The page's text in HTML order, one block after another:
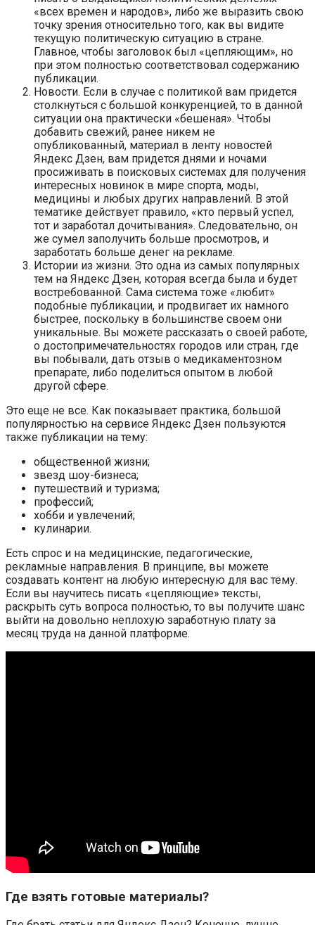
«всех времен и народов», либо же выразить свою
точку зрения относительно того, как вы видите
текущую политическую ситуацию в стране.
Главное, чтобы заголовок был «цепляющим», но
при этом полностью соответствовал содержанию
публикации.
Новости. Если в случае с политикой вам придется
столкнуться с большой конкуренцией, то в данной
ситуации она практически «бешеная». Чтобы
добавить свежий, ранее никем не
опубликованный, материал в ленту новостей
Яндекс Дзен, вам придется днями и ночами
просиживать в поисковых системах для получения
интересных новинок в мире спорта, моды,
медицины и любых других направлений. В этой
тематике действует правило, «кто первый успел,
тот и заработал дочитывания». Следовательно, он
же сумел заполучить больше просмотров, и
заработать больше денег на рекламе.
Истории из жизни. Это одна из самых популярных
тем на Яндекс Дзен, которая всегда была и будет
востребованной. Сама система тоже «любит»
подобные публикации, и продвигает их намного
быстрее, поскольку в большинстве своем они
уникальные. Вы можете рассказать о своей работе,
о достопримечательностях городов или стран, где
вы побывали, дать отзыв о медикаментозном
препарате, либо поделиться опытом в любой
другой сфере.
Это еще не все. Как показывает практика, большой
популярностью на сервисе Яндекс Дзен пользуются
также публикации на тему:
общественной жизни;
звезд шоу-бизнеса;
путешествий и туризма;
профессий;
хобби и увлечений;
кулинарии.
Есть спрос и на медицинские, педагогические,
рекламные направления. В принципе, вы можете
создавать контент на любую интересную для вас тему.
Если вы научитесь писать «цепляющие» тексты,
раскрыть суть вопроса полностью, то вы получите шанс
выйти на довольно неплохую заработную плату за
месяц труда на данной платформе.
Где взять готовые материалы?